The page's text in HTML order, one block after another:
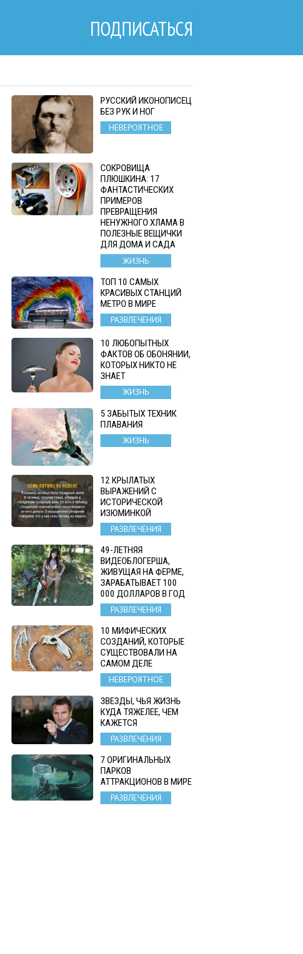
ПОДПИСАТЬСЯ
РУССКИЙ ИКОНОПИСЕЦ
БЕЗ РУК И НОГ
НЕВЕРОЯТНОЕ
СОКРОВИЩА
ПЛЮШКИНА: 17
ФАНТАСТИЧЕСКИХ
ПРИМЕРОВ
ПРЕВРАЩЕНИЯ
НЕНУЖНОГО ХЛАМА В
ПОЛЕЗНЫЕ ВЕЩИЧКИ
ДЛЯ ДОМА И САДА
ЖИЗНЬ
ТОП 10 САМЫХ
КРАСИВЫХ СТАНЦИЙ
МЕТРО В МИРЕ
РАЗВЛЕЧЕНИЯ
10 ЛЮБОПЫТНЫХ
ФАКТОВ ОБ ОБОНЯНИИ,
КОТОРЫХ НИКТО НЕ
ЗНАЕТ
ЖИЗНЬ
5 ЗАБЫТЫХ ТЕХНИК
ПЛАВАНИЯ
ЖИЗНЬ
12 КРЫЛАТЫХ
ВЫРАЖЕНИЙ С
ИСТОРИЧЕСКОЙ
ИЗЮМИНКОЙ
РАЗВЛЕЧЕНИЯ
49-ЛЕТНЯЯ
ВИДЕОБЛОГЕРША,
ЖИВУЩАЯ НА ФЕРМЕ,
ЗАРАБАТЫВАЕТ 100
000 ДОЛЛАРОВ В ГОД
РАЗВЛЕЧЕНИЯ
10 МИФИЧЕСКИХ
СОЗДАНИЙ, КОТОРЫЕ
СУЩЕСТВОВАЛИ НА
САМОМ ДЕЛЕ
НЕВЕРОЯТНОЕ
ЗВЕЗДЫ, ЧЬЯ ЖИЗНЬ
КУДА ТЯЖЕЛЕЕ, ЧЕМ
КАЖЕТСЯ
РАЗВЛЕЧЕНИЯ
7 ОРИГИНАЛЬНЫХ
ПАРКОВ
АТТРАКЦИОНОВ В МИРЕ
РАЗВЛЕЧЕНИЯ